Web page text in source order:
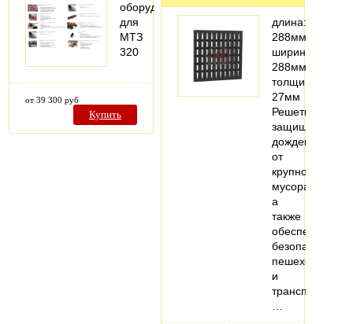
оборудование
для
МТЗ
320
от 39 300 руб
Купить
длина:
288мм;
ширина:
288мм;
толщина:
27мм
Решетка
защищает
от
крупного
мусора,
а
также
обеспечивает
безопасность
пешеходов
и
транспорта.